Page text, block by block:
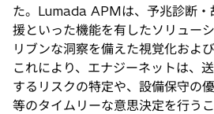
開
く
た。Lumada APMは、予兆診断・
援といった機能を有したソリュー
リブンな洞察を備えた視覚化およ
これにより、エナジーネットは、
するリスクの特定や、設備保守の
等のタイムリーな意思決定を行う